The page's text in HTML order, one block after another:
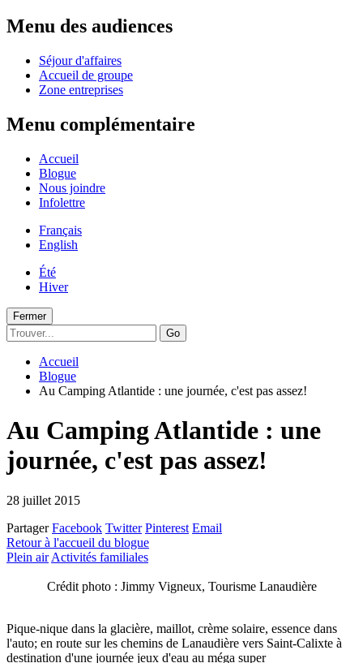
Menu des audiences
Séjour d'affaires
Accueil de groupe
Zone entreprises
Menu complémentaire
Accueil
Blogue
Nous joindre
Infolettre
Français
English
Été
Hiver
Fermer
Go
Accueil
Blogue
Au Camping Atlantide : une journée, c'est pas assez!
Au Camping Atlantide : une
journée, c'est pas assez!
28 juillet 2015
Partager Facebook Twitter Pinterest Email
Retour à l'accueil du blogue
Plein air Activités familiales
Crédit photo : Jimmy Vigneux, Tourisme Lanaudière
Pique-nique dans la glacière, maillot, crème solaire, essence dans
l'auto; en route sur les chemins de Lanaudière vers Saint-Calixte à
destination d'une journée jeux d'eau au méga super